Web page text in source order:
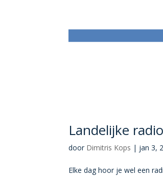
Landelijke
door Dimitris Kops | jan 3,
Elke dag hoor je wel een